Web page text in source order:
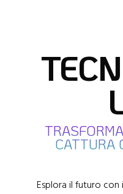
CATTURA
Esplora il futuro